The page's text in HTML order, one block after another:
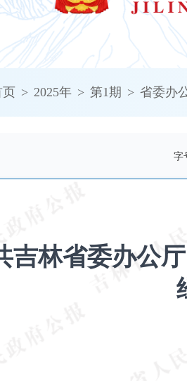
页 > 2025年 > 第1期 > 省委办
字
吉林省委办公